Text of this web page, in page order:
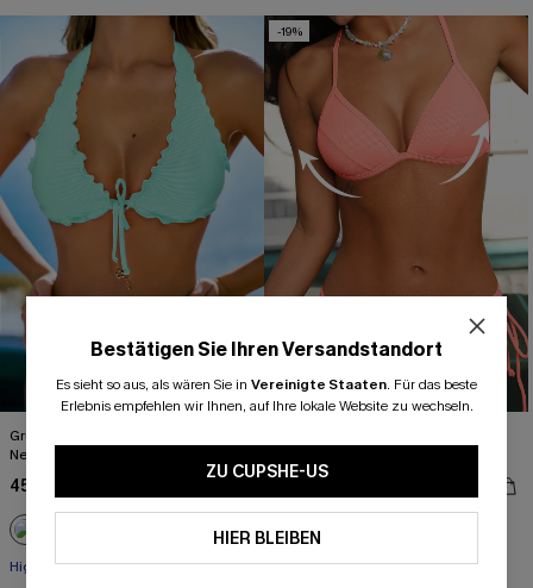
Grünes Tiefer Ausschnitt High-Waist
Neckholder-Bikini-Set
45,00 €
High waist
-19%
Mit Gratis-Maßband
Bestätigen Sie Ihren Versandstandort
Es sieht so aus, als wären Sie in Vereinigte Staaten. Für das beste
Erlebnis empfehlen wir Ihnen, auf Ihre lokale Website zu wechseln.
ZU CUPSHE-US
HIER BLEIBEN